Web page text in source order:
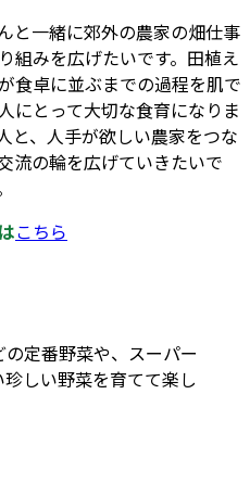
と一緒に郊外の農家の畑仕事
組みを広げたいです。田植え
食卓に並ぶまでの過程を肌で
にとって大切な食育になりま
と、人手が欲しい農家をつな
流の輪を広げていきたいで
こちら
定番野菜や、スーパー
しい野菜を育てて楽し